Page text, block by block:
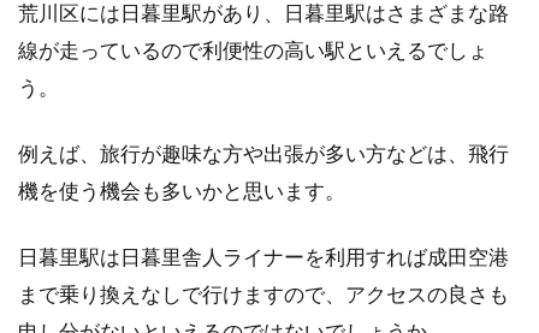
荒川区には日暮里駅があり、日暮里駅はさまざまな路
線が走っているので利便性の高い駅といえるでしょ
う。
例えば、旅行が趣味な方や出張が多い方などは、飛行
機を使う機会も多いかと思います。
日暮里駅は日暮里舎人ライナーを利用すれば成田空港
まで乗り換えなしで行けますので、アクセスの良さも